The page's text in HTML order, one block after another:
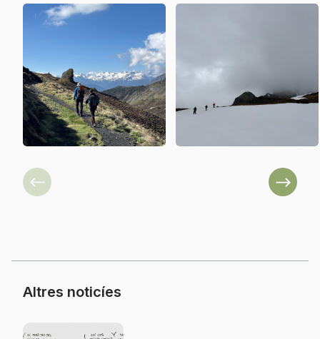
Previous Next
Altres noticíes